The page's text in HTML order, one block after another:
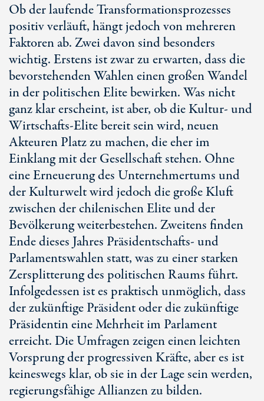
Ob der laufende Transformationsprozesses
positiv verläuft, hängt jedoch von mehreren
Faktoren ab. Zwei davon sind besonders
wichtig. Erstens ist zwar zu erwarten, dass die
bevorstehenden Wahlen einen großen Wandel
in der politischen Elite bewirken. Was nicht
ganz klar erscheint, ist aber, ob die Kultur- und
Wirtschafts-Elite bereit sein wird, neuen
Akteuren Platz zu machen, die eher im
Einklang mit der Gesellschaft stehen. Ohne
eine Erneuerung des Unternehmertums und
der Kulturwelt wird jedoch die große Kluft
zwischen der chilenischen Elite und der
Bevölkerung weiterbestehen. Zweitens finden
Ende dieses Jahres Präsidentschafts- und
Parlamentswahlen statt, was zu einer starken
Zersplitterung des politischen Raums führt.
Infolgedessen ist es praktisch unmöglich, dass
der zukünftige Präsident oder die zukünftige
Präsidentin eine Mehrheit im Parlament
erreicht. Die Umfragen zeigen einen leichten
Vorsprung der progressiven Kräfte, aber es ist
keineswegs klar, ob sie in der Lage sein werden,
regierungsfähige Allianzen zu bilden.